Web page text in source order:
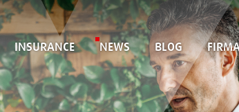
INSURANCE NEWS BLOG